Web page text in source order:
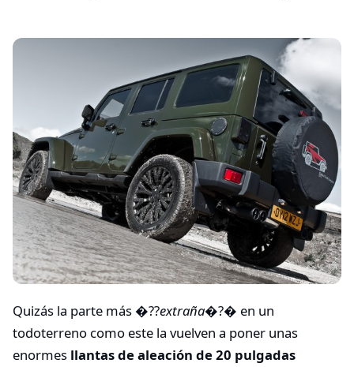
Quizás la parte más �??extraña�?� en un
todoterreno como este la vuelven a poner unas
enormes llantas de aleación de 20 pulgadas